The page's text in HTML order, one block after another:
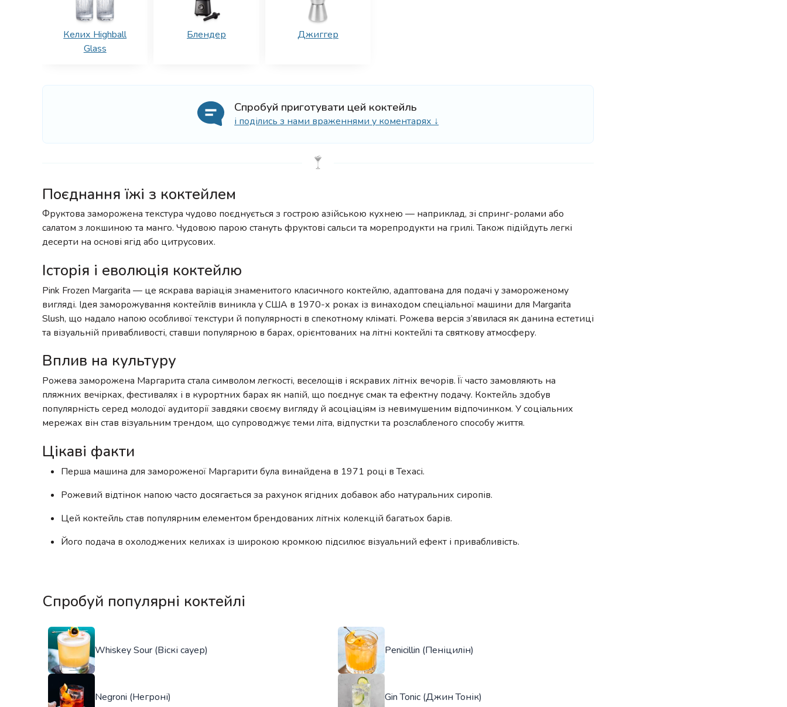
Келих Highball
Glass
Блендер Джиггер
Спробуй приготувати цей коктейль
і поділись з нами враженнями у коментарях ↓
Поєднання їжі з коктейлем
Фруктова заморожена текстура чудово поєднується з гострою азійською кухнею — наприклад, зі спринг-ролами або
салатом з локшиною та манго. Чудовою парою стануть фруктові сальси та морепродукти на грилі. Також підійдуть легкі
десерти на основі ягід або цитрусових.
Історія і еволюція коктейлю
Pink Frozen Margarita — це яскрава варіація знаменитого класичного коктейлю, адаптована для подачі у замороженому
вигляді. Ідея заморожування коктейлів виникла у США в 1970-х роках із винаходом спеціальної машини для Margarita
Slush, що надало напою особливої текстури й популярності в спекотному кліматі. Рожева версія з’явилася як данина естетиці
та візуальній привабливості, ставши популярною в барах, орієнтованих на літні коктейлі та святкову атмосферу.
Вплив на культуру
Рожева заморожена Маргарита стала символом легкості, веселощів і яскравих літніх вечорів. Її часто замовляють на
пляжних вечірках, фестивалях і в курортних барах як напій, що поєднує смак та ефектну подачу. Коктейль здобув
популярність серед молодої аудиторії завдяки своєму вигляду й асоціаціям із невимушеним відпочинком. У соціальних
мережах він став візуальним трендом, що супроводжує теми літа, відпустки та розслабленого способу життя.
Цікаві факти
Перша машина для замороженої Маргарити була винайдена в 1971 році в Техасі.
Рожевий відтінок напою часто досягається за рахунок ягідних добавок або натуральних сиропів.
Цей коктейль став популярним елементом брендованих літніх колекцій багатьох барів.
Його подача в охолоджених келихах із широкою кромкою підсилює візуальний ефект і привабливість.
Спробуй популярні коктейлі
Whiskey Sour (Віскі сауер) Penicillin (Пеніцилін)
Negroni (Негроні) Gin Tonic (Джин Тонік)